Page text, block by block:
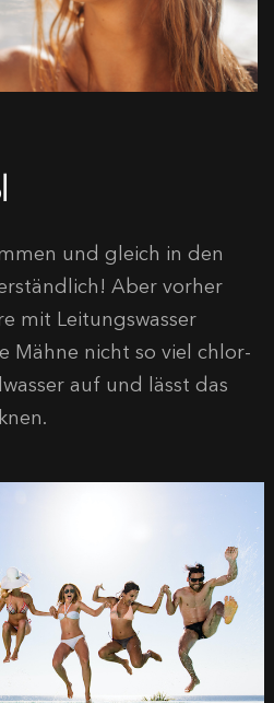
und gleich in den
Aber vorher
mit Leitungswasser
Mähne nicht so viel chlor-
auf und lässt das